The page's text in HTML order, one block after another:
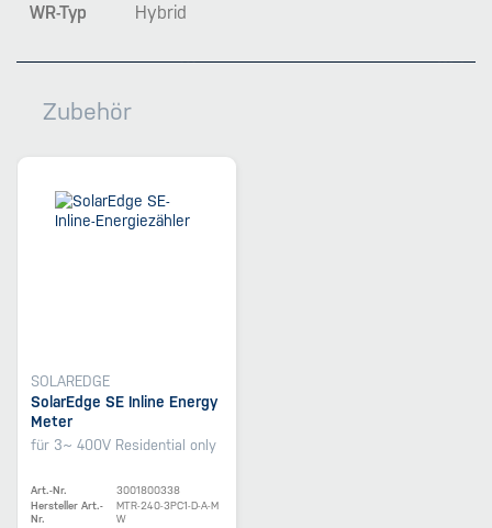
WR-Typ Hybrid
Zubehör
SOLAREDGE
SolarEdge SE Inline Energy
Meter
für 3~ 400V Residential only
Art.-Nr.
3001800338
Hersteller Art.-
Nr.
MTR-240-3PC1-D-A-M
W